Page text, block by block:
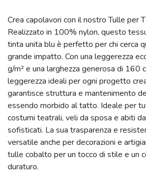
Crea capolavori con il nostro Tulle per
Realizzato in 100% nylon, questo
tinta unita blu è perfetto per chi cerca
grande impatto. Con una leggerezza
g/m² e una larghezza generosa di 160
leggerezza ideali per ogni progetto
garantisce struttura e mantenimento
essendo morbido al tatto. Ideale per
costumi teatrali, veli da sposa e abiti
sofisticati. La sua trasparenza e
versatile anche per decorazioni e
tulle cobalto per un tocco di stile e un
duraturo.